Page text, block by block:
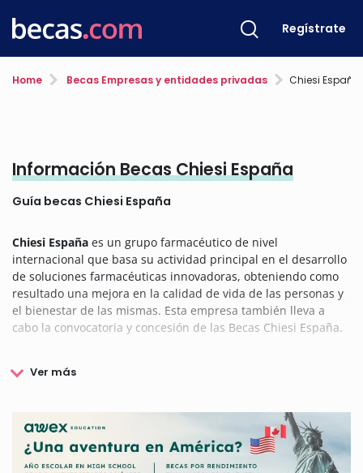
Regístrate
Home Becas Empresas y entidades privadas Chiesi España
Información Becas Chiesi España
Guía becas Chiesi España
Chiesi España es un grupo farmacéutico de nivel
internacional que basa su actividad principal en el desarrollo
de soluciones farmacéuticas innovadoras, obteniendo como
resultado una mejora en la calidad de vida de las personas y
el bienestar de las mismas. Esta empresa también lleva a
cabo la convocatoria y concesión de las Becas Chiesi España.
áreas terapéuticas como enfermedades raras, sistema
Las Becas Chiesi España son el resultado del interés por la
formación y puesta en valor de los profesionales en el ámbito